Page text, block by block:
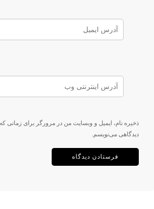
ذخیره نام، ایمیل و وبسایت من در مرورگر برای زمانی که
دیدگاهی می‌نویسم.